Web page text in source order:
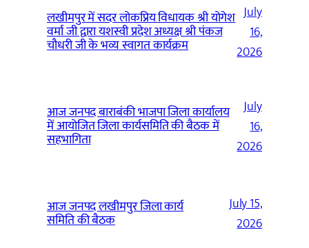
लखीमपुर में सदर लोकप्रिय विधायक श्री योगेश
वर्मा जी द्वारा यशस्वी प्रदेश अध्यक्ष श्री पंकज
चौधरी जी के भव्य स्वागत कार्यक्रम
July
16,
2026
आज जनपद बाराबंकी भाजपा जिला कार्यालय
में आयोजित जिला कार्यसमिति की बैठक में
सहभागिता
July
16,
2026
आज जनपद लखीमपुर जिला कार्य
समिति की बैठक
July 15,
2026